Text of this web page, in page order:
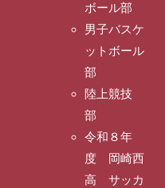
ボール部
男子バスケ
ットボール
部
陸上競技
部
令和８年
度 岡崎西
高 サッカ